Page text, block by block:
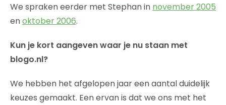
We spraken eerder met Stephan in november 2005
enoktober 2006.
Kun je kort aangeven waar je nu staan met
blogo.nl?
We hebben het afgelopen jaar een aantal duidelijk
keuzes gemaakt. Een ervan is dat we ons met het